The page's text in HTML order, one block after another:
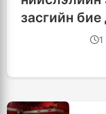
засгийн
бус, улам
1